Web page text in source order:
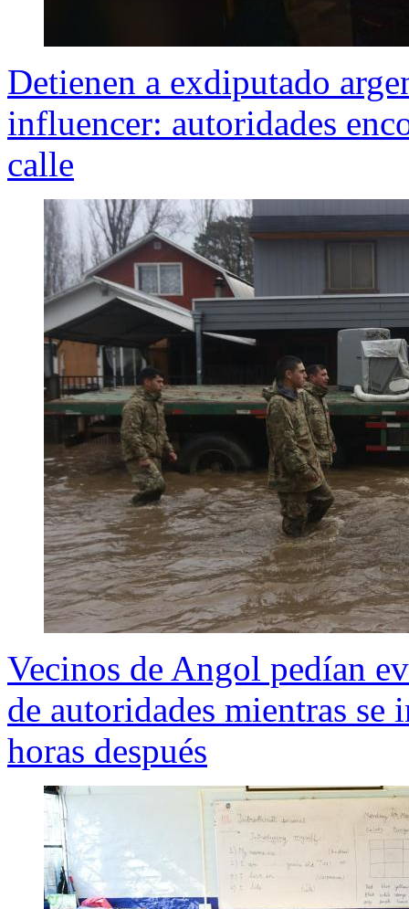
Detienen a exdiputado
influencer: autoridades
calle
Vecinos de Angol pedían
de autoridades mientras
horas después